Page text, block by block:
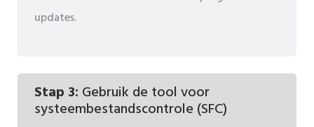
updates.
Stap 3: Gebruik de tool voor
systeembestandscontrole (SFC)